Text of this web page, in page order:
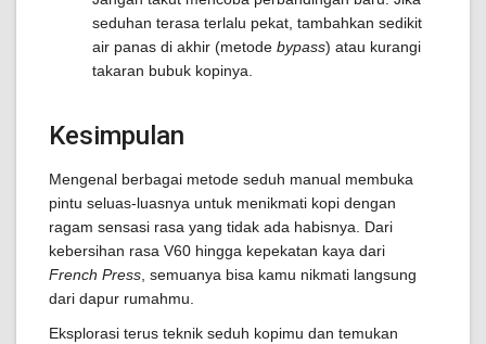
seduhan terasa terlalu pekat, tambahkan sedikit
air panas di akhir (metode bypass) atau kurangi
takaran bubuk kopinya.
Kesimpulan
Mengenal berbagai metode seduh manual membuka
pintu seluas-luasnya untuk menikmati kopi dengan
ragam sensasi rasa yang tidak ada habisnya. Dari
kebersihan rasa V60 hingga kepekatan kaya dari
French Press , semuanya bisa kamu nikmati langsung
dari dapur rumahmu.
Eksplorasi terus teknik seduh kopimu dan temukan